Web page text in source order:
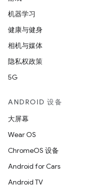
机器学习
健康与健身
相机与媒体
隐私权政策
5G
ANDROID 设备
大屏幕
Wear OS
ChromeOS 设备
Android for Cars
Android TV